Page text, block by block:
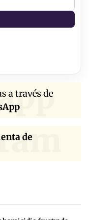
a través de
de